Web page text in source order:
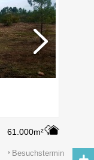
61.000m²
Besuchstermin